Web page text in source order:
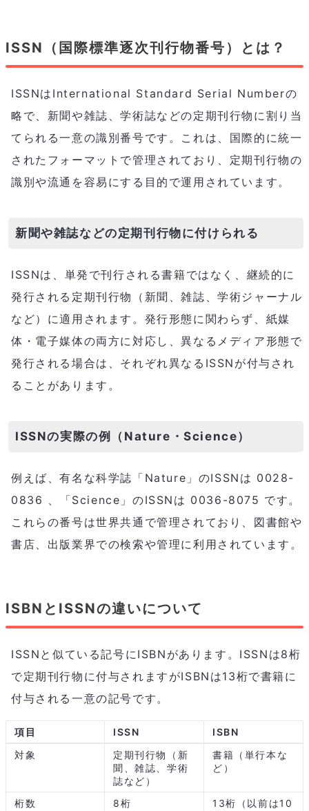
ISSN（国際標準逐次刊行物番号）とは？
ISSNはInternational Standard Serial Numberの
略で、新聞や雑誌、学術誌などの定期刊行物に割り当
てられる一意の識別番号です。これは、国際的に統一
されたフォーマットで管理されており、定期刊行物の
識別や流通を容易にする目的で運用されています。
新聞や雑誌などの定期刊行物に付けられる
ISSNは、単発で刊行される書籍ではなく、継続的に
発行される定期刊行物（新聞、雑誌、学術ジャーナル
など）に適用されます。発行形態に関わらず、紙媒
体・電子媒体の両方に対応し、異なるメディア形態で
発行される場合は、それぞれ異なるISSNが付与され
ることがあります。
ISSNの実際の例（Nature・Science）
例えば、有名な科学誌「Nature」のISSNは 0028-
0836 、「Science」のISSNは 0036-8075 です。
これらの番号は世界共通で管理されており、図書館や
書店、出版業界での検索や管理に利用されています。
ISBNとISSNの違いについて
ISSNと似ている記号にISBNがあります。ISSNは8桁
で定期刊行物に付与されますがISBNは13桁で書籍に
付与される一意の記号です。
項目 ISSN
ISBN
対象
定期刊行物（新
聞、雑誌、学術
誌など）
書籍（単行本な
ど）
桁数 8桁
13桁（以前は10